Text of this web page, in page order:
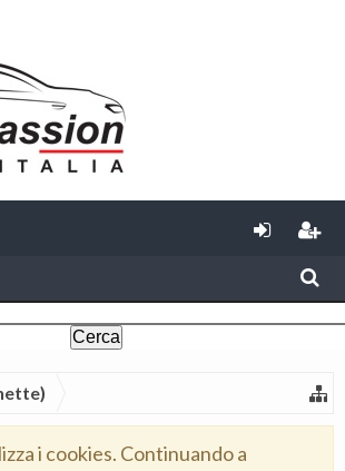
i cookies. Continuando a